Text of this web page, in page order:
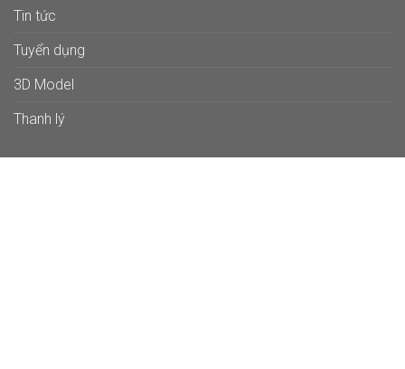
Tin tức
Tuyển dụng
3D Model
Thanh lý